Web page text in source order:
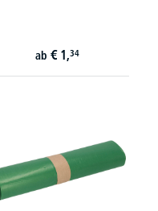
ab € 1,34